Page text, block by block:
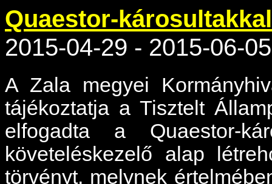
Quaestor-
2015-04-29 - 2015-06-05
A Zala megyei
tájékoztatja a Tisztelt
elfogadta a Quaestor-
követeléskezelő alap
törvényt, melynek